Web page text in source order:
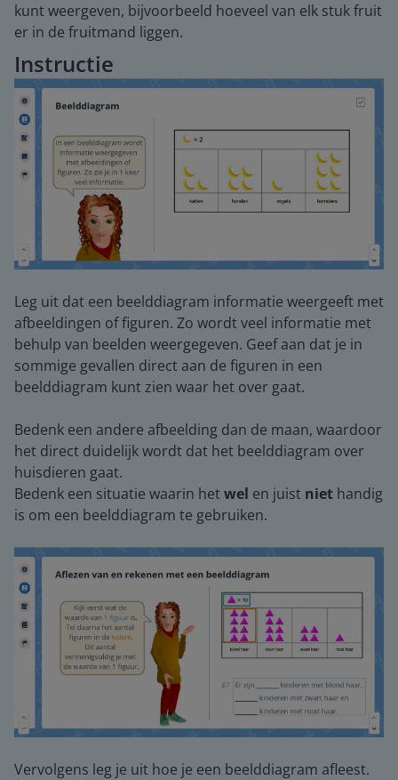
kunt weergeven, bijvoorbeeld hoeveel van elk stuk fruit
er in de fruitmand liggen.
Instructie
Leg uit dat een beelddiagram informatie weergeeft met
afbeeldingen of figuren. Zo wordt veel informatie met
behulp van beelden weergegeven. Geef aan dat je in
sommige gevallen direct aan de figuren in een
beelddiagram kunt zien waar het over gaat.
Bedenk een andere afbeelding dan de maan, waardoor
het direct duidelijk wordt dat het beelddiagram over
huisdieren gaat.
Bedenk een situatie waarin hetwel en juist niet handig
is om een beelddiagram te gebruiken.
Vervolgens leg je uit hoe je een beelddiagram afleest.